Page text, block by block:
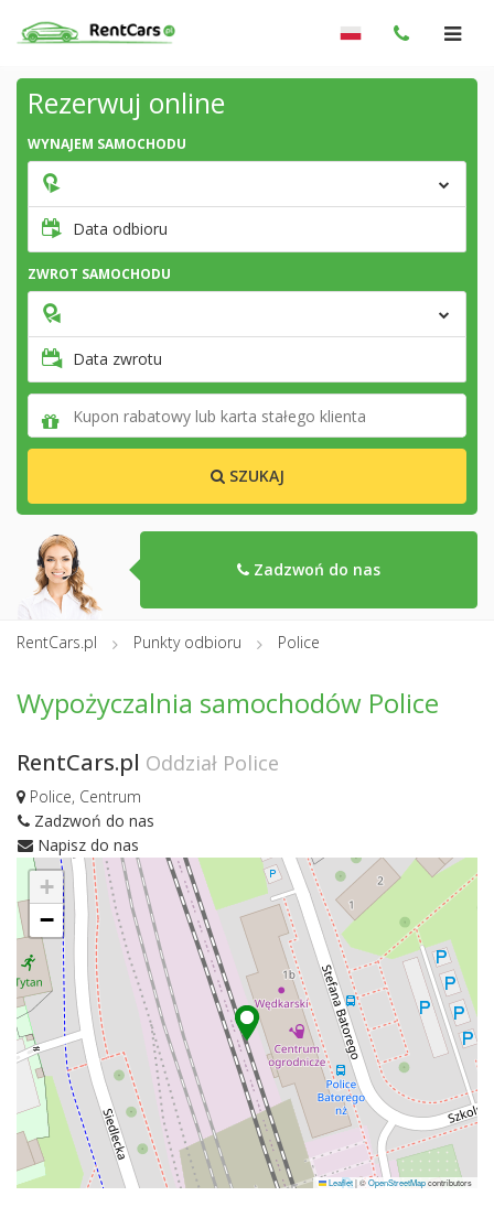
Rezerwuj online
WYNAJEM SAMOCHODU
Data odbioru
ZWROT SAMOCHODU
Data zwrotu
SZUKAJ
Zadzwoń do nas
RentCars.pl Punkty odbioru Police
Wypożyczalnia samochodów Police
RentCars.pl Oddział Police
Police, Centrum
Zadzwoń do nas
Napisz do nas
+
−
Leaflet|©OpenStreetMapcontributors